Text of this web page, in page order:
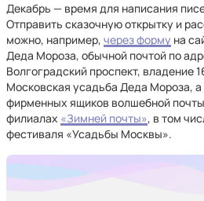
Декабрь — время для написания
Отправить сказочную открытку и
можно, например, через форму на
Деда Мороза, обычной почтой по
Волгоградский проспект, владение
Московская усадьба Деда Мороза, а
фирменных ящиков волшебной
филиалах «Зимней почты», в том
фестиваля «Усадьбы Москвы».